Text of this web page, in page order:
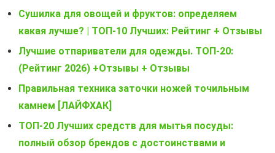
Сушилка для овощей и фруктов: определяем
какая лучше? | ТОП-10 Лучших: Рейтинг + Отзывы
Лучшие отпариватели для одежды. ТОП-20:
(Рейтинг 2026) +Отзывы + Отзывы
Правильная техника заточки ножей точильным
камнем [ЛАЙФХАК]
ТОП-20 Лучших средств для мытья посуды:
полный обзор брендов с достоинствами и